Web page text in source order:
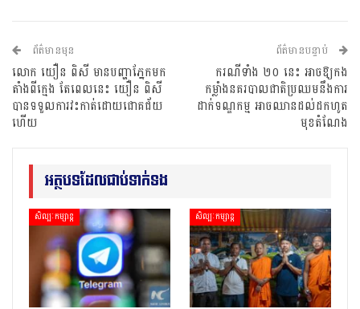
ព័ត៌មានមុន
លោក យឿន ពិសី មានបញ្ហាភ្នែកមក
តាំងពីក្មេង តែពេលនេះ យឿន ពិសី
បានទទួលការវះកាត់ដោយជោគជ័យ
ហើយ
ព័ត៌មានបន្ទាប់
ករណីទាំង ២០ នេះ អាចឱ្យកង
កម្លាំងនគរបាលជាតិប្រឈមនឹងការ
ដាក់ទណ្ឌកម្ម អាចឈានដល់ដកហូត
មុខតំណែង
អត្ថបទដែលជាប់ទាក់ទង
សិល្បៈកម្សាន្ត សិល្បៈកម្សាន្ត